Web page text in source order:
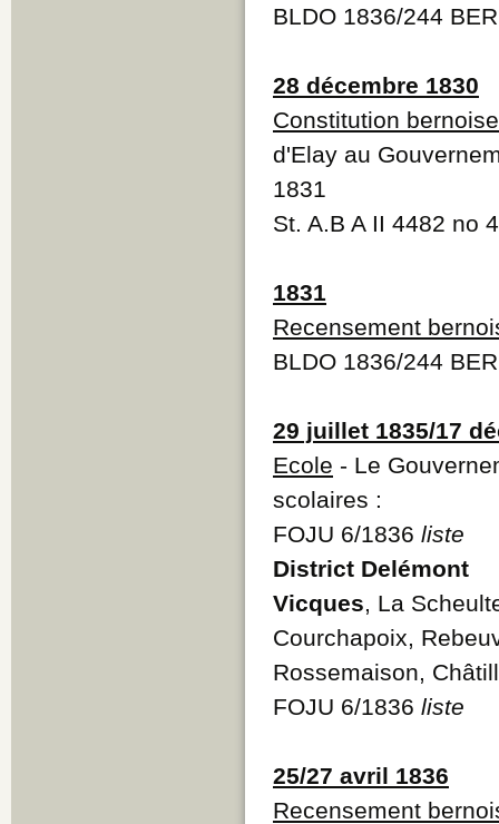
BLDO 1836/244
28 décembre 1830
Constitution
d'Elay au
1831
St. A.B A II 4482 no
1831
Recensement
BLDO 1836/244
29 juillet 1835/17
Ecole - Le
scolaires :
FOJU 6/1836 liste
District Delémont
Vicques , La
Courchapoix,
Rossemaison,
FOJU 6/1836 liste
25/27 avril 1836
Recensement